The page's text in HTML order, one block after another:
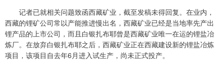
记者已就相关问题致函西藏矿业，截至发稿未得回复。在业内，
西藏的锂矿公司常以产能推进慢出名，西藏矿业已经是当地率先产出
锂产品的上市公司，而且白银扎布耶曾是西藏矿业唯一在运的锂盐冶
炼厂。在放弃白银扎布耶之后，西藏矿业正在西藏建设新的锂盐冶炼
项目，该项目自去年6月进入试生产，尚未正式投产。